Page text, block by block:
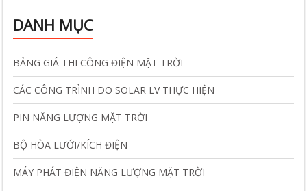
DANH MỤC
BẢNG GIÁ THI CÔNG ĐIỆN MẶT TRỜI
CÁC CÔNG TRÌNH DO SOLAR LV THỰC HIỆN
PIN NĂNG LƯỢNG MẶT TRỜI
BỘ HÒA LƯỚI/KÍCH ĐIỆN
MÁY PHÁT ĐIỆN NĂNG LƯỢNG MẶT TRỜI